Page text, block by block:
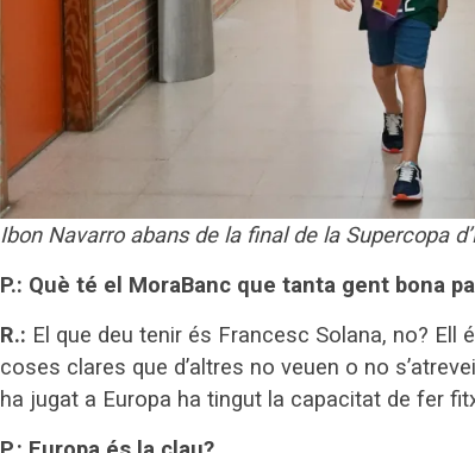
Ibon Navarro abans de la final de la Supercopa
P.: Què té el MoraBanc que tanta gent bona
R.: El que deu tenir és Francesc Solana, no?
coses clares que d’altres no veuen o no
ha jugat a Europa ha tingut la capacitat de fer